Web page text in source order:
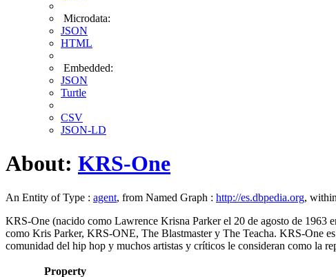
Microdata:
JSON
HTML
Embedded:
JSON
Turtle
CSV
JSON-LD
About: KRS-One
An Entity of Type : agent, from Named Graph : http://es.dbpedia.org,
KRS-One (nacido como Lawrence Krisna Parker el 20 de agosto de 1963
como Kris Parker, KRS-ONE, The Blastmaster y The Teacha. KRS-One
comunidad del hip hop y muchos artistas y críticos le consideran como la
Property